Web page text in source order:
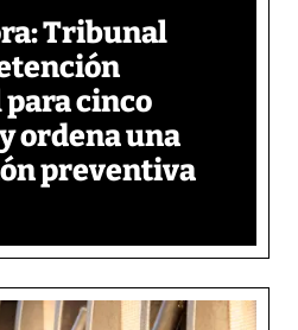
Tribunal
cinco
ordena una
preventiva